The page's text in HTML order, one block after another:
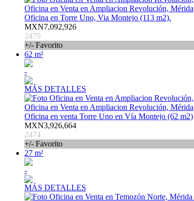
Oficina en Venta en Ampliacion Revolución, Mérida
Oficina en Torre Uno, Via Montejo (113 m2).
MXN7,092,926
2475
+/- Favorito
62 m²
-
MÁS DETALLES
Oficina en Venta en Ampliacion Revolución, Mérida
Oficina en venta Torre Uno en Vía Montejo (62 m2)
MXN3,926,664
2474
+/- Favorito
27 m²
-
MÁS DETALLES